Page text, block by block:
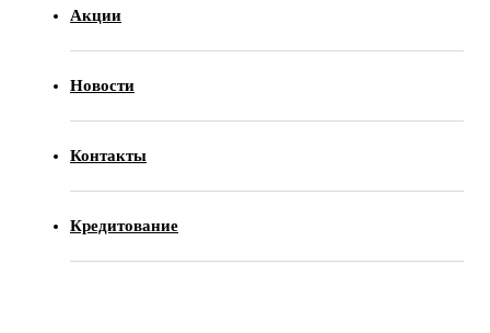
Акции
Новости
Контакты
Кредитование